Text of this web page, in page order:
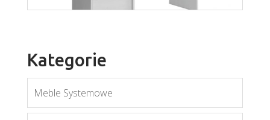
Kategorie
Meble Systemowe